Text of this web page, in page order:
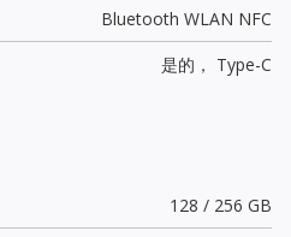
Bluetooth WLAN NFC
是的， Type-C
128 / 256 GB